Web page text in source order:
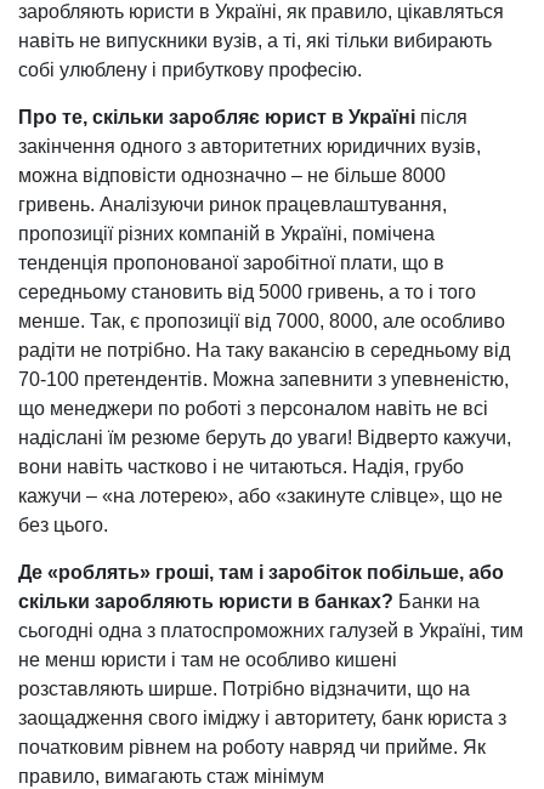
заробляють юристи в Україні, як правило, цікавляться
навіть не випускники вузів, а ті, які тільки вибирають
собі улюблену і прибуткову професію.
Про те, скільки заробляє юрист в Україні після
закінчення одного з авторитетних юридичних вузів,
можна відповісти однозначно – не більше 8000
гривень. Аналізуючи ринок працевлаштування,
пропозиції різних компаній в Україні, помічена
тенденція пропонованої заробітної плати, що в
середньому становить від 5000 гривень, а то і того
менше. Так, є пропозиції від 7000, 8000, але особливо
радіти не потрібно. На таку вакансію в середньому від
70-100 претендентів. Можна запевнити з упевненістю,
що менеджери по роботі з персоналом навіть не всі
надіслані їм резюме беруть до уваги! Відверто кажучи,
вони навіть частково і не читаються. Надія, грубо
кажучи – «на лотерею», або «закинуте слівце», що не
без цього.
Де «роблять» гроші, там і заробіток побільше, або
скільки заробляють юристи в банках? Банки на
сьогодні одна з платоспроможних галузей в Україні, тим
не менш юристи і там не особливо кишені
розставляють ширше. Потрібно відзначити, що на
заощадження свого іміджу і авторитету, банк юриста з
початковим рівнем на роботу навряд чи прийме. Як
правило, вимагають стаж мінімум